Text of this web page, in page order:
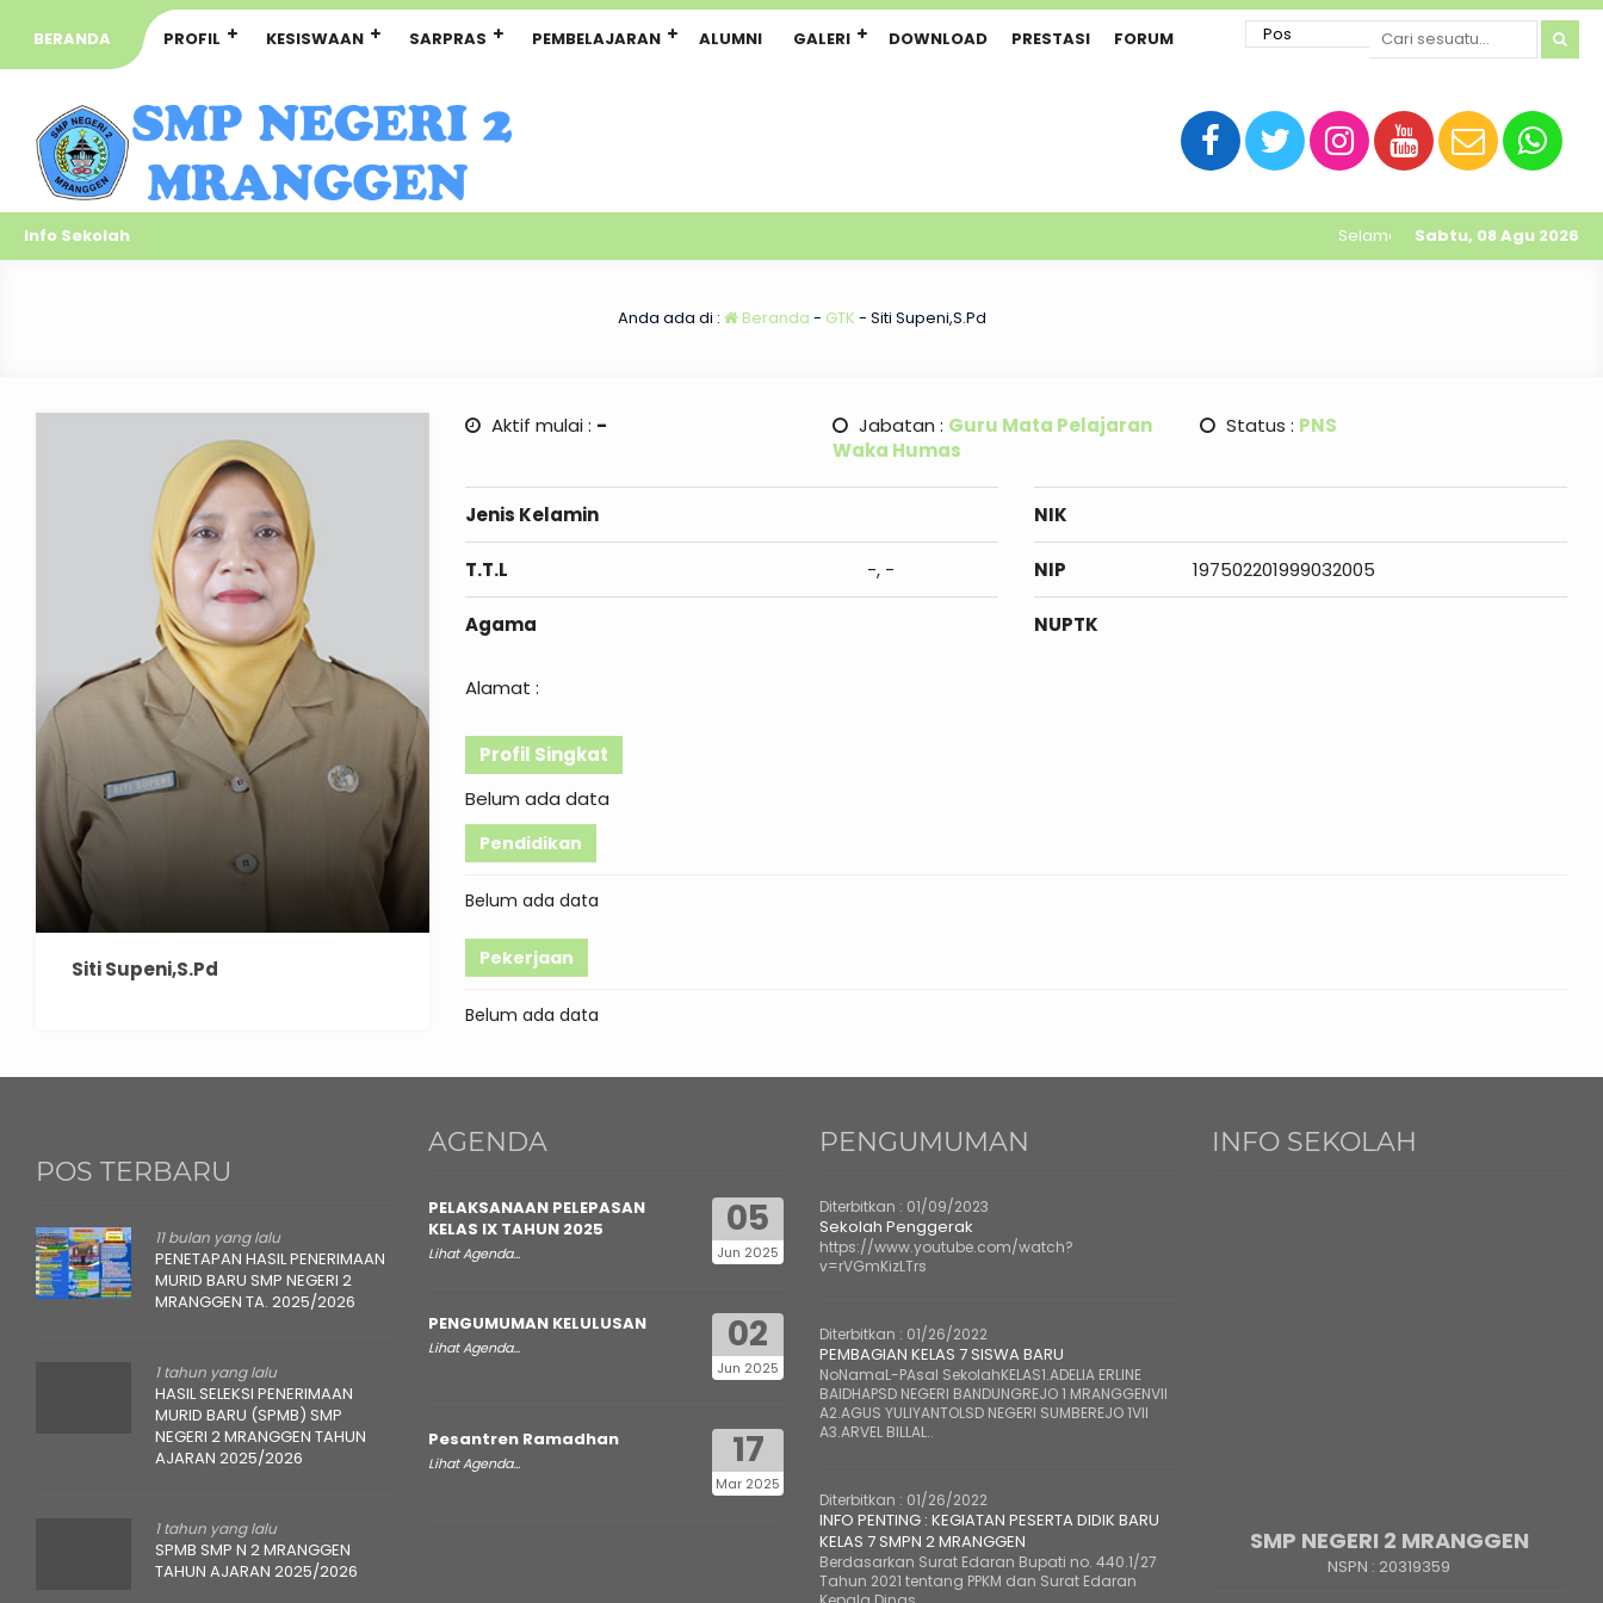
BERANDA PROFIL KESISWAAN SARPRAS PEMBELAJARAN ALUMNI GALERI DOWNLOAD PRESTASI FORUM
Info Sekolah Sabtu, 08 Agu 2026
Selamat datang di website resmi
Anda ada di : Beranda - GTK - Siti Supeni,S.Pd
Siti Supeni,S.Pd
Aktif mulai : - Jabatan : Guru Mata Pelajaran
Waka Humas
Status : PNS
Jenis Kelamin
T.T.L -, -
Agama
NIK
NIP 197502201999032005
NUPTK
Alamat :
Profil Singkat
Belum ada data
Pendidikan
Belum ada data
Pekerjaan
Belum ada data
POS TERBARU
11 bulan yang lalu
PENETAPAN HASIL PENERIMAAN
MURID BARU SMP NEGERI 2
MRANGGEN TA. 2025/2026
1 tahun yang lalu
HASIL SELEKSI PENERIMAAN
MURID BARU (SPMB) SMP
NEGERI 2 MRANGGEN TAHUN
AJARAN 2025/2026
1 tahun yang lalu
SPMB SMP N 2 MRANGGEN
TAHUN AJARAN 2025/2026
AGENDA
05
Jun 2025
PELAKSANAAN PELEPASAN
KELAS IX TAHUN 2025
Lihat Agenda...
02
Jun 2025
PENGUMUMAN KELULUSAN
Lihat Agenda...
17
Mar 2025
Pesantren Ramadhan
Lihat Agenda...
PENGUMUMAN
Diterbitkan : 01/09/2023
Sekolah Penggerak
https://www.youtube.com/watch?
v=rVGmKizLTrs
Diterbitkan : 01/26/2022
PEMBAGIAN KELAS 7 SISWA BARU
NoNamaL-PAsal SekolahKELAS1.ADELIA ERLINE
BAIDHAPSD NEGERI BANDUNGREJO 1 MRANGGENVII
A2.AGUS YULIYANTOLSD NEGERI SUMBEREJO 1VII
A3.ARVEL BILLAL..
Diterbitkan : 01/26/2022
INFO PENTING : KEGIATAN PESERTA DIDIK BARU
KELAS 7 SMPN 2 MRANGGEN
Berdasarkan Surat Edaran Bupati no. 440.1/27
Tahun 2021 tentang PPKM dan Surat Edaran
INFO SEKOLAH
SMP NEGERI 2 MRANGGEN
NSPN : 20319359